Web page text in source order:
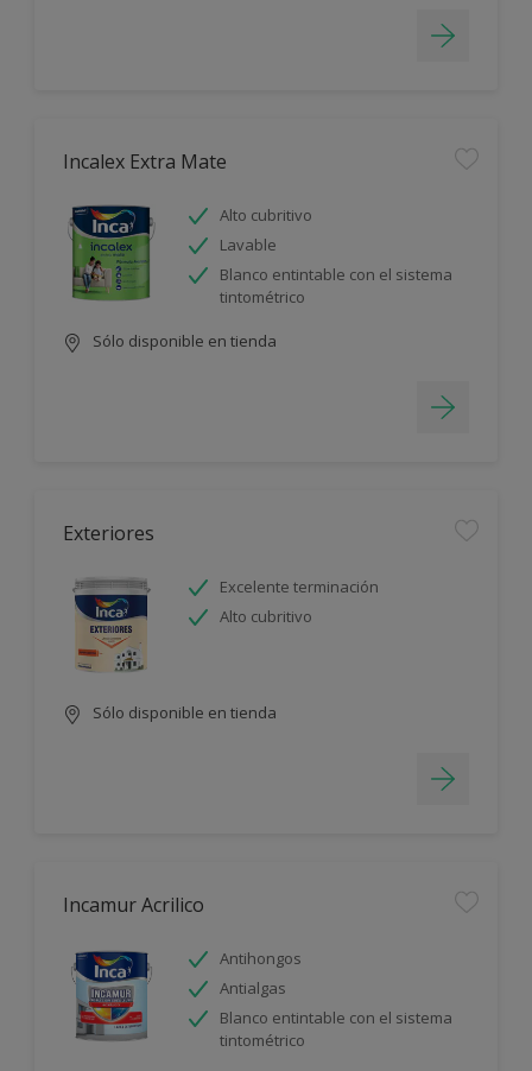
Incalex Extra Mate
Alto cubritivo
Lavable
Blanco entintable con el sistema
tintométrico
Sólo disponible en tienda
Exteriores
Excelente terminación
Alto cubritivo
Sólo disponible en tienda
Incamur Acrilico
Antihongos
Antialgas
Blanco entintable con el sistema
tintométrico